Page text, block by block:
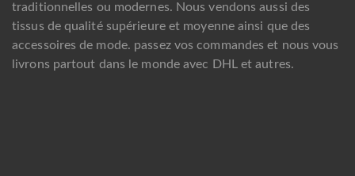
traditionnelles ou modernes. Nous vendons aussi des
tissus de qualité supérieure et moyenne ainsi que des
accessoires de mode. passez vos commandes et nous vous
livrons partout dans le monde avec DHL et autres.